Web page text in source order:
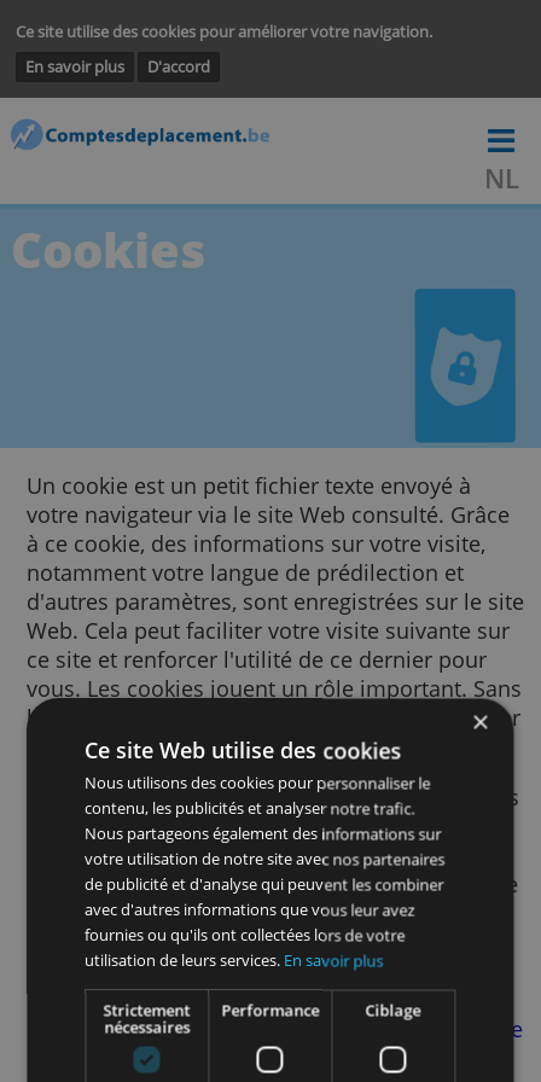
Ce site utilise des cookies pour améliorer votre navigation.
En savoir plus
D'accord
Cookies
Un cookie est un petit fichier texte envoyé à
votre navigateur via le site Web consulté.
à ce cookie, des informations sur votre
notamment votre langue de prédilection et
d'autres paramètres, sont enregistrées sur
Web. Cela peut faciliter votre visite
ce site et renforcer l'utilité de ce dernier
vous. Les cookies jouent un rôle important.
les cookies, l'utilisation du Web pourrait
beaucoup plus frustrante.
Nous utilisons des cookies pour de
finalités. Par exemple, nous y avons recours
pour mémoriser vos paramètres
afin d’améliorer la pertinence des
vous voyez, afin de mesurer le nombre de
visiteurs d’une page, afin de vous aider à
Ce site Web utilise des cookies
Nous utilisons des cookies pour personnaliser le
contenu, les publicités et analyser notre trafic.
Nous partageons également des informations sur
votre utilisation de notre site avec nos partenaires
de publicité et d'analyse qui peuvent les combiner
avec d'autres informations que vous leur avez
fournies ou qu'ils ont collectées lors de votre